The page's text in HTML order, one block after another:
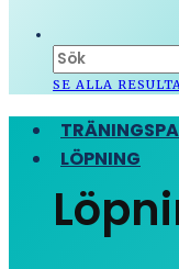
SE ALLA
LÖPNING